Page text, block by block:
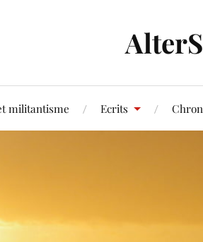
militantisme Ecrits